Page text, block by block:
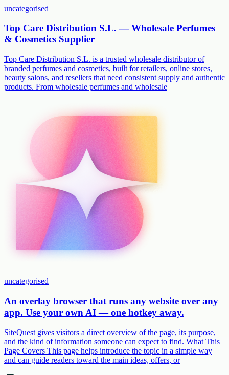
uncategorised
Top Care Distribution S.L. — Wholesale Perfumes
& Cosmetics Supplier
Top Care Distribution S.L. is a trusted wholesale distributor of
branded perfumes and cosmetics, built for retailers, online stores,
beauty salons, and resellers that need consistent supply and authentic
products. From wholesale perfumes and wholesale
uncategorised
An overlay browser that runs any website over any
app. Use your own AI — one hotkey away.
SiteQuest gives visitors a direct overview of the page, its purpose,
and the kind of information someone can expect to find. What This
Page Covers This page helps introduce the topic in a simple way
and can guide readers toward the main ideas, offers, or